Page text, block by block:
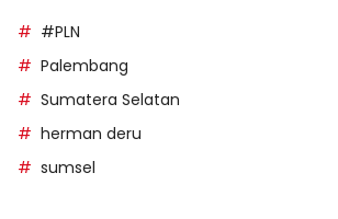
#PLN
Palembang
Sumatera Selatan
herman deru
sumsel